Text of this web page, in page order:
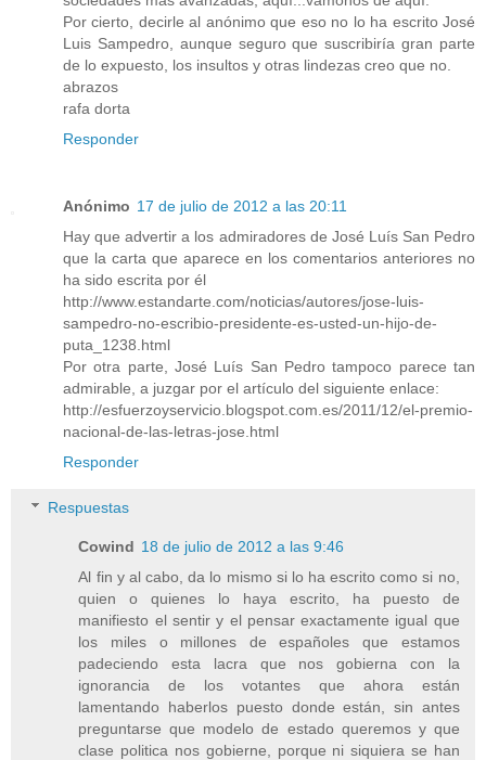
Por cierto, decirle al anónimo que eso no lo ha escrito José
Luis Sampedro, aunque seguro que suscribiría gran parte
de lo expuesto, los insultos y otras lindezas creo que no.
abrazos
rafa dorta
Responder
Anónimo 17 de julio de 2012 a las 20:11
Hay que advertir a los admiradores de José Luís San Pedro
que la carta que aparece en los comentarios anteriores no
ha sido escrita por él
http://www.estandarte.com/noticias/autores/jose-luis-
sampedro-no-escribio-presidente-es-usted-un-hijo-de-
puta_1238.html
Por otra parte, José Luís San Pedro tampoco parece tan
admirable, a juzgar por el artículo del siguiente enlace:
http://esfuerzoyservicio.blogspot.com.es/2011/12/el-premio-
nacional-de-las-letras-jose.html
Responder
Respuestas
Cowind 18 de julio de 2012 a las 9:46
Al fin y al cabo, da lo mismo si lo ha escrito como si no,
quien o quienes lo haya escrito, ha puesto de
manifiesto el sentir y el pensar exactamente igual que
los miles o millones de españoles que estamos
padeciendo esta lacra que nos gobierna con la
ignorancia de los votantes que ahora están
lamentando haberlos puesto donde están, sin antes
preguntarse que modelo de estado queremos y que
clase politica nos gobierne, porque ni siquiera se han